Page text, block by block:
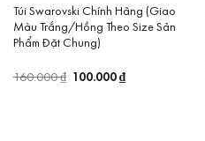
Túi Swarovski Chính Hãng (Giao
Màu Trắng/Hồng Theo Size Sản
Phẩm Đặt Chung)
160.000₫ Giá
100.000₫